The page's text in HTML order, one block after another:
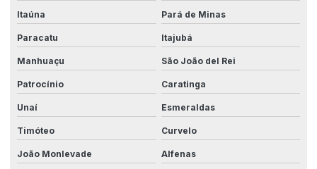
Projetos de automação industrial simples
Projetos de automação simples
Projetos elétricos com eplan
Projetos elétricos para indústrias
Projetos elétricos personalizados
Itaúna Pará de Minas
Paracatu Itajubá
Manhuaçu São João del Rei
Patrocínio Caratinga
Unaí Esmeraldas
Timóteo Curvelo
João Monlevade Alfenas